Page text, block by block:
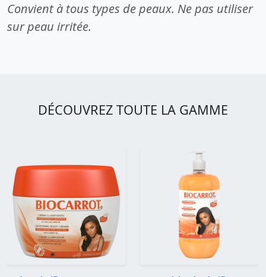
Convient à tous types de peaux. Ne pas utiliser
sur peau irritée.
DÉCOUVREZ TOUTE LA GAMME